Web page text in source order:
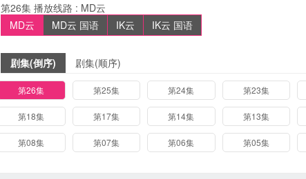
第26集 播放线路 : MD云
MD云
MD云 国语 IK云 IK云 国语
剧集(倒序) 剧集(顺序)
第26集 第25集 第24集 第23集
第18集 第17集 第14集 第13集
第08集 第07集 第06集 第05集